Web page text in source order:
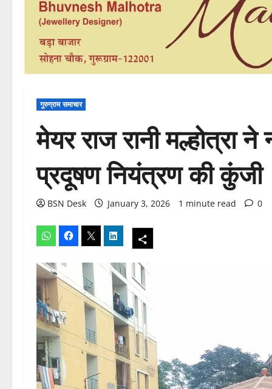
गुरुग्राम समाचार
मेयर राज रानी मल्होत्रा
प्रदूषण नियंत्रण की कुंजी
BSN Desk January 3, 2026 1 minute read 0